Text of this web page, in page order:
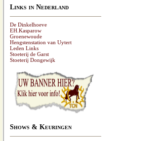
Links in Nederland
De Dinkelhoeve
EH.Kasparow
Groenewoude
Hengstenstation van Uytert
Leden Links
Stoeterij de Garst
Stoeterij Dongewijk
Shows & Keuringen